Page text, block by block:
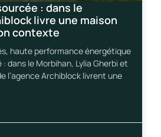
: dans le
livre une maison
contexte
haute performance énergétique
dans le Morbihan, Lylia Gherbi et
l’agence Archiblock livrent une